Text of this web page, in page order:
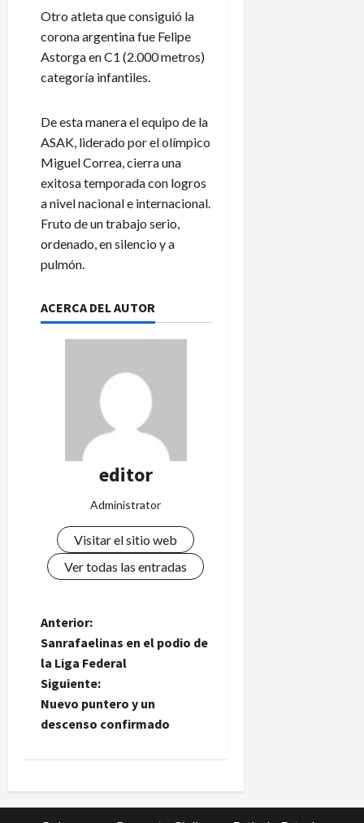
Otro atleta que consiguió la
corona argentina fue Felipe
Astorga en C1 (2.000 metros)
categoría infantiles.
De esta manera el equipo de la
ASAK, liderado por el olímpico
Miguel Correa, cierra una
exitosa temporada con logros
a nivel nacional e internacional.
Fruto de un trabajo serio,
ordenado, en silencio y a
pulmón.
ACERCA DEL AUTOR
editor
Administrator
Visitar el sitio web
Ver todas las entradas
N
a
v
e
a
Anterior:
Sanrafaelinas en el podio de
la Liga Federal
Siguiente:
Nuevo puntero y un
descenso confirmado